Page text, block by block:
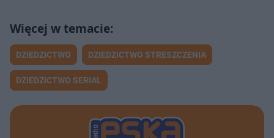
DZIEDZICTWO DZIEDZICTWO STRESZCZENIA
DZIEDZICTWO SERIAL